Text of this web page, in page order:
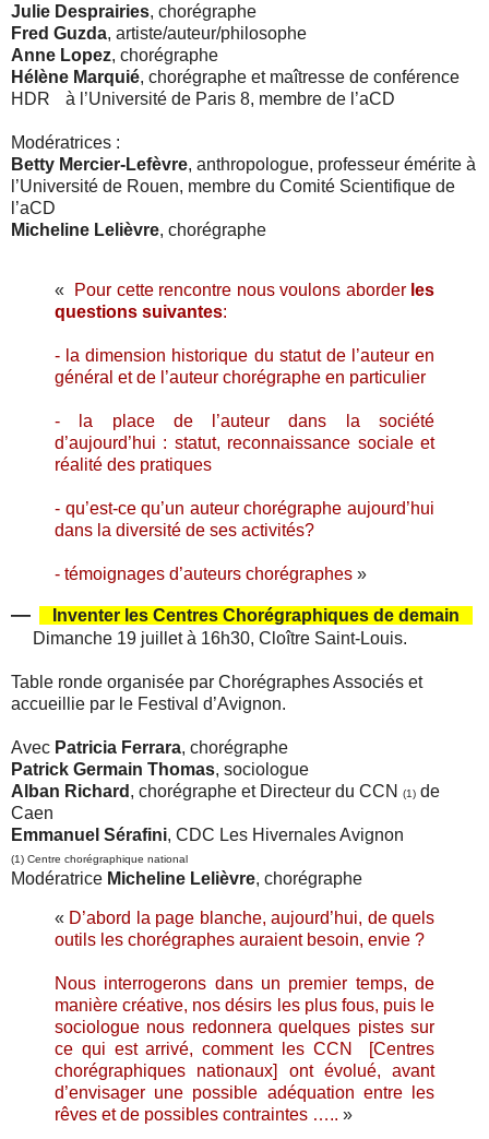
Julie Desprairies, chorégraphe
Fred Guzda, artiste/auteur/philosophe
Anne Lopez, chorégraphe
Hélène Marquié, chorégraphe et maîtresse de conférence
HDR à l’Université de Paris 8, membre de l’aCD
Modératrices :
Betty Mercier-Lefèvre, anthropologue, professeur émérite à
l’Université de Rouen, membre du Comité Scientifique de
l’aCD
Micheline Lelièvre, chorégraphe
« Pour cette rencontre nous voulons aborder les
questions suivantes:
- la dimension historique du statut de l’auteur en
général et de l’auteur chorégraphe en particulier
- la place de l’auteur dans la société
d’aujourd’hui : statut, reconnaissance sociale et
réalité des pratiques
- qu’est-ce qu’un auteur chorégraphe aujourd’hui
dans la diversité de ses activités?
- témoignages d’auteurs chorégraphes »
—
Inventer les Centres Chorégraphiques de demain
Dimanche 19 juillet à 16h30, Cloître Saint-Louis.
Table ronde organisée par Chorégraphes Associés et
accueillie par le Festival d’Avignon.
Avec Patricia Ferrara, chorégraphe
Patrick Germain Thomas, sociologue
Alban Richard , chorégraphe et Directeur du CCN (1) de
Caen
Emmanuel Sérafini, CDC Les Hivernales Avignon
(1) Centre chorégraphique national
Modératrice Micheline Lelièvre, chorégraphe
« D’abord la page blanche, aujourd’hui, de quels
outils les chorégraphes auraient besoin, envie ?
Nous interrogerons dans un premier temps, de
manière créative, nos désirs les plus fous, puis le
sociologue nous redonnera quelques pistes sur
ce qui est arrivé, comment les CCN [Centres
chorégraphiques nationaux] ont évolué, avant
d’envisager une possible adéquation entre les
rêves et de possibles contraintes ….. »